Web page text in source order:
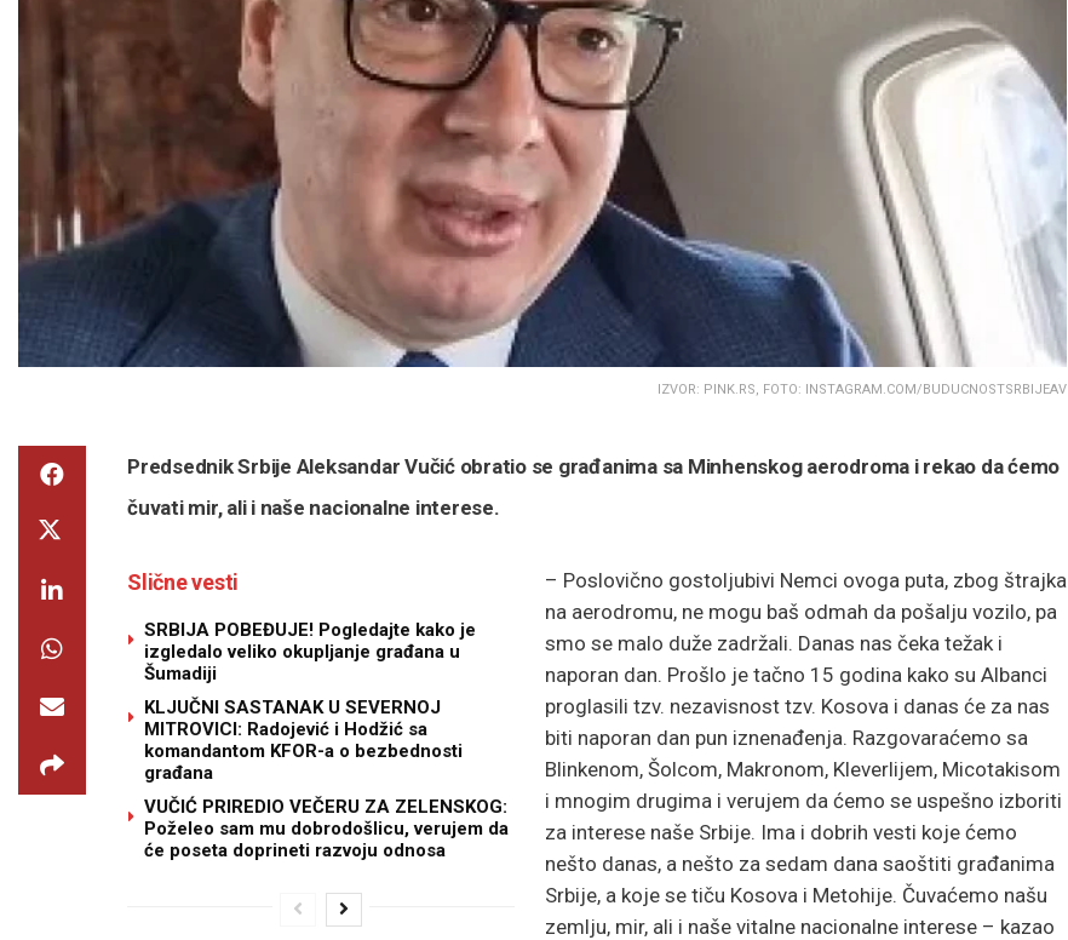
IZVOR: PINK.RS, FOTO: INSTAGRAM.COM/BUDUCNOSTSRBIJEAV
Predsednik Srbije Aleksandar Vučić obratio se građanima sa Minhenskog aerodroma i rekao da ćemo
čuvati mir, ali i naše nacionalne interese.
Slične vesti
SRBIJA POBEĐUJE! Pogledajte kako je
izgledalo veliko okupljanje građana u
Šumadiji
KLJUČNI SASTANAK U SEVERNOJ
MITROVICI: Radojević i Hodžić sa
komandantom KFOR-a o bezbednosti
građana
VUČIĆ PRIREDIO VEČERU ZA ZELENSKOG:
Poželeo sam mu dobrodošlicu, verujem da
će poseta doprineti razvoju odnosa
– Poslovično gostoljubivi Nemci ovoga puta, zbog štrajka
na aerodromu, ne mogu baš odmah da pošalju vozilo, pa
smo se malo duže zadržali. Danas nas čeka težak i
naporan dan. Prošlo je tačno 15 godina kako su Albanci
proglasili tzv. nezavisnost tzv. Kosova i danas će za nas
biti naporan dan pun iznenađenja. Razgovaraćemo sa
Blinkenom, Šolcom, Makronom, Kleverlijem, Micotakisom
i mnogim drugima i verujem da ćemo se uspešno izboriti
za interese naše Srbije. Ima i dobrih vesti koje ćemo
nešto danas, a nešto za sedam dana saoštiti građanima
Srbije, a koje se tiču Kosova i Metohije. Čuvaćemo našu
zemlju, mir, ali i naše vitalne nacionalne interese – kazao